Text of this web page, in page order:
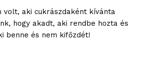
volt, aki cukrászdaként kívánta
hogy akadt, aki rendbe hozta és
benne és nem kifőzdét!